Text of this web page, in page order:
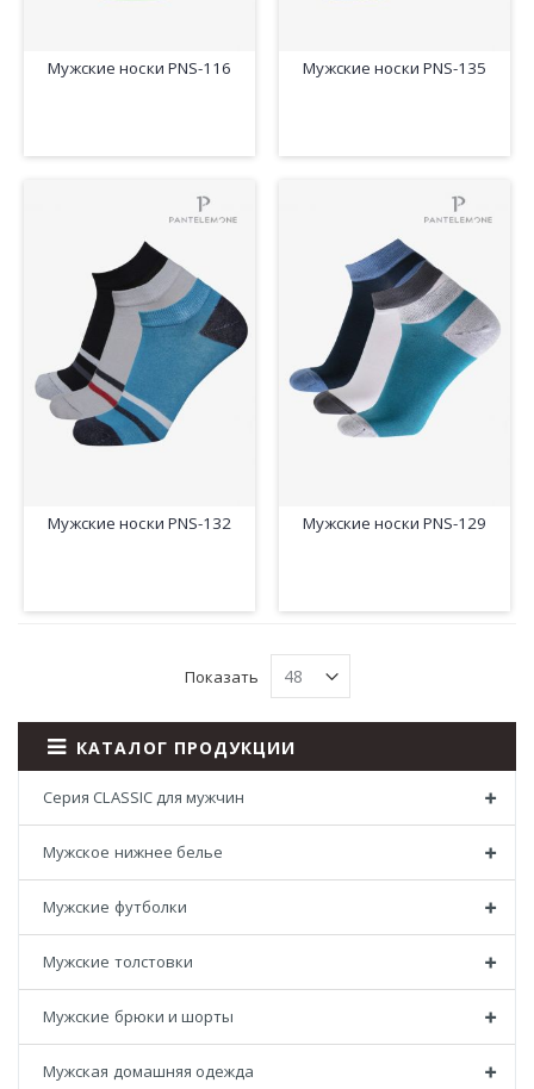
Мужские носки PNS-116 Мужские носки PNS-135
Мужские носки PNS-132 Мужские носки PNS-129
Показать
КАТАЛОГ ПРОДУКЦИИ
Серия CLASSIC для мужчин
Мужское нижнее белье
Мужские футболки
Мужские толстовки
Мужские брюки и шорты
Мужская домашняя одежда